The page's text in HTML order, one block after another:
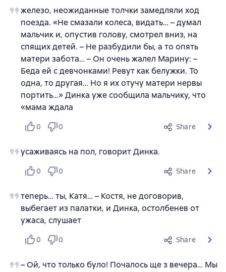
железо, неожиданные толчки замедляли ход
поезда. «Не смазали колеса, видать… – думал
мальчик и, опустив голову, смотрел вниз, на
спящих детей. – Не разбудили бы, а то опять
матери забота… – Он очень жалел Марину: –
Беда ей с девчонками! Ревут как белужки. То
одна, то другая… Но я их отучу матери нервы
портить…» Динка уже сообщила мальчику, что
«мама ждала
0 0 Share
усаживаясь на пол, говорит Динка.
0 0 Share
теперь… ты, Катя… – Костя, не договорив,
выбегает из палатки, и Динка, остолбенев от
ужаса, слушает
0 0 Share
– Ой, что только було! Почалось ще з вечера… Мы